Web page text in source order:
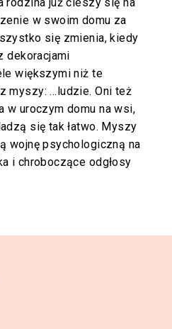
w swoim domu za
się zmienia, kiedy
dekoracjami
większymi niż te
myszy: …ludzie. Oni też
w uroczym domu na wsi,
się tak łatwo. Myszy
wojnę psychologiczną na
i chroboczące odgłosy